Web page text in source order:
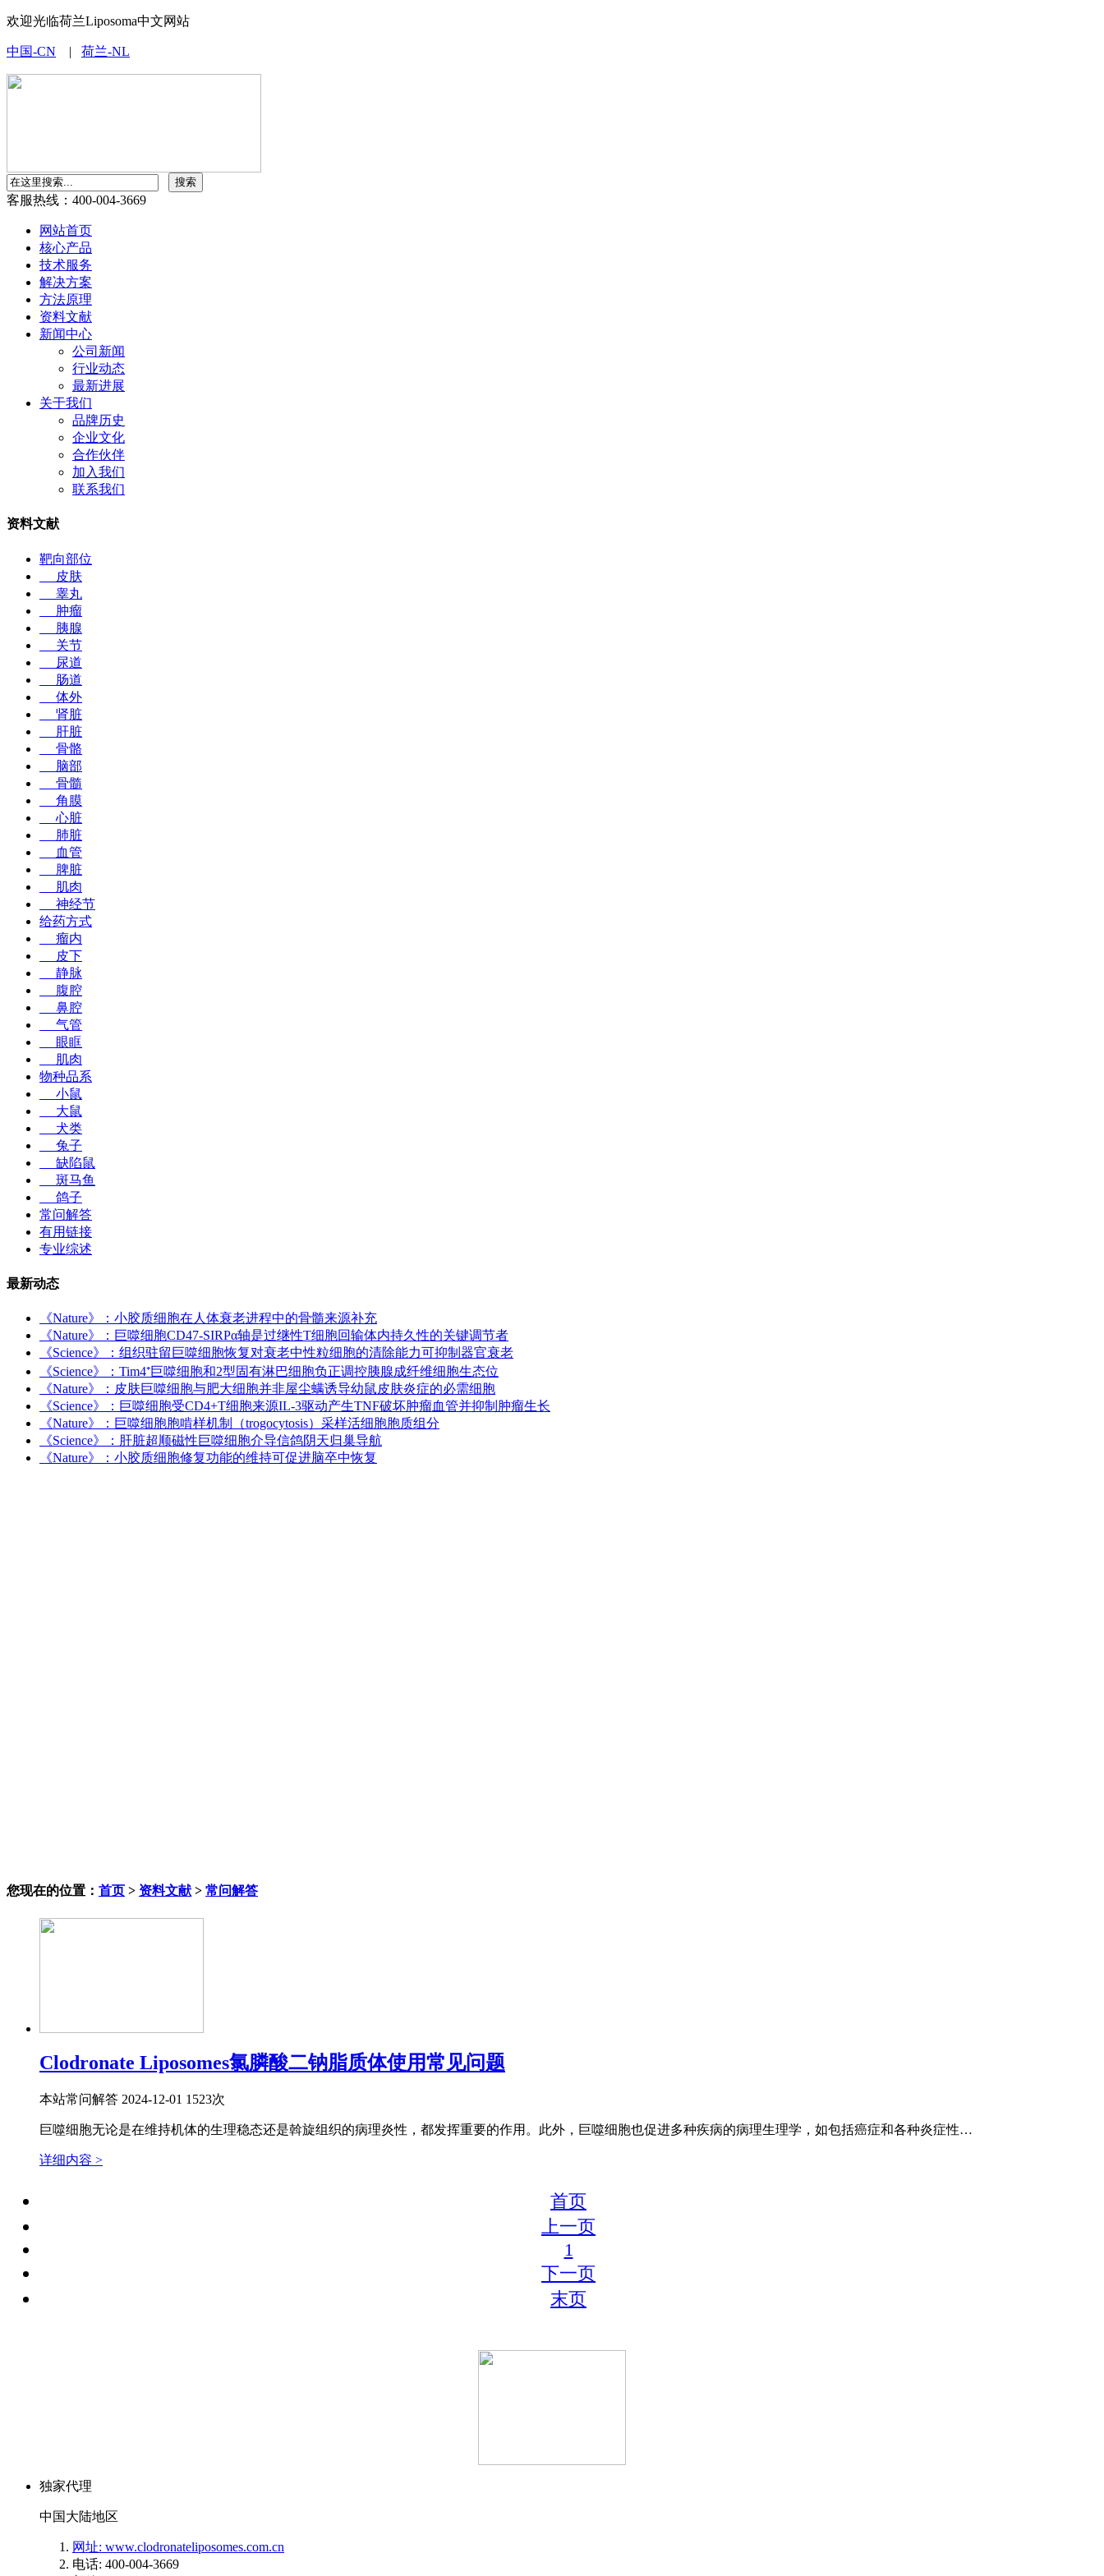
欢迎光临荷兰Liposoma中文网站
中国-CN | 荷兰-NL
客服热线：400-004-3669
网站首页
核心产品
技术服务
解决方案
方法原理
资料文献
新闻中心
公司新闻
行业动态
最新进展
关于我们
品牌历史
企业文化
合作伙伴
加入我们
联系我们
资料文献
靶向部位
皮肤
睾丸
肿瘤
胰腺
关节
尿道
肠道
体外
肾脏
肝脏
骨骼
脑部
骨髓
角膜
心脏
肺脏
血管
脾脏
肌肉
神经节
给药方式
瘤内
皮下
静脉
腹腔
鼻腔
气管
眼眶
肌肉
物种品系
小鼠
大鼠
犬类
兔子
缺陷鼠
斑马鱼
鸽子
常问解答
有用链接
专业综述
最新动态
《Nature》：小胶质细胞在人体衰老进程中的骨髓来源补充
《Nature》：巨噬细胞CD47-SIRPα轴是过继性T细胞回输体内持久性的关键调节者
《Science》：组织驻留巨噬细胞恢复对衰老中性粒细胞的清除能力可抑制器官衰老
《Science》：Tim4⁺巨噬细胞和2型固有淋巴细胞负正调控胰腺成纤维细胞生态位
《Nature》：皮肤巨噬细胞与肥大细胞并非屋尘螨诱导幼鼠皮肤炎症的必需细胞
《Science》：巨噬细胞受CD4+T细胞来源IL-3驱动产生TNF破坏肿瘤血管并抑制肿瘤生长
《Nature》：巨噬细胞胞啃样机制（trogocytosis）采样活细胞胞质组分
《Science》：肝脏超顺磁性巨噬细胞介导信鸽阴天归巢导航
《Nature》：小胶质细胞修复功能的维持可促进脑卒中恢复
您现在的位置： 首页 > 资料文献 > 常问解答
Clodronate Liposomes氯膦酸二钠脂质体使用常见问题
本站常问解答 2024-12-01 1523次
巨噬细胞无论是在维持机体的生理稳态还是斡旋组织的病理炎性，都发挥重要的作用。此外，巨噬细胞也促进多种疾病的病理生理学，如包括癌症和各种炎症性…
详细内容 >
首页
上一页
1
下一页
末页
独家代理
中国大陆地区
网址: www.clodronateliposomes.com.cn
电话: 400-004-3669